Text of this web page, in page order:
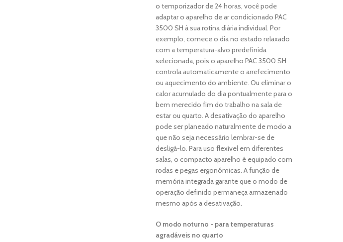
o temporizador de 24 horas, você pode
adaptar o aparelho de ar condicionado PAC
3500 SH à sua rotina diária individual. Por
exemplo, comece o dia no estado relaxado
com a temperatura-alvo predefinida
selecionada, pois o aparelho PAC 3500 SH
controla automaticamente o arrefecimento
ou aquecimento do ambiente. Ou eliminar o
calor acumulado do dia pontualmente para o
bem merecido fim do trabalho na sala de
estar ou quarto. A desativação do aparelho
pode ser planeado naturalmente de modo a
que não seja necessário lembrar-se de
desligá-lo. Para uso flexível em diferentes
salas, o compacto aparelho é equipado com
rodas e pegas ergonómicas. A função de
memória integrada garante que o modo de
operação definido permaneça armazenado
mesmo após a desativação.
O modo noturno - para temperaturas
agradáveis no quarto